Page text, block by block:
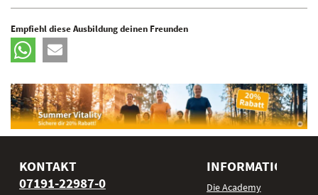
Empfiehl diese Ausbildung deinen Freunden
KONTAKT
07191-22987-0
INFORMATIONEN
Die Academy